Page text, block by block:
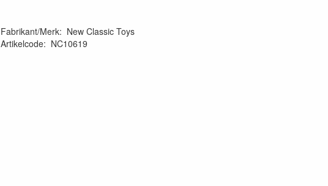
Fabrikant/Merk: New Classic Toys
Artikelcode: NC10619